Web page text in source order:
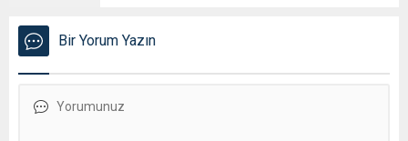
Bir Yorum Yazın